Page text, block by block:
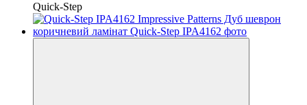
Quick-Step